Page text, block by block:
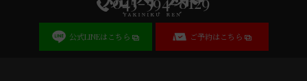
公式LINEはこちら ご予約はこちら
© 2026 神奈川県日吉の焼肉なら焼肉 煉 ALL RIGHTS RESERVED.